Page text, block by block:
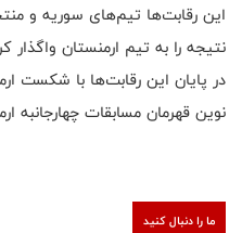
این رقابت‌ها تیم‌های سوریه و
نتیجه را به تیم ارمنستان واگذار
در پایان این رقابت‌ها با شکست
نوین قهرمان مسابقات چهارجانبه
ما را دنبال کنید